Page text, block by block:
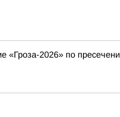
2026» по